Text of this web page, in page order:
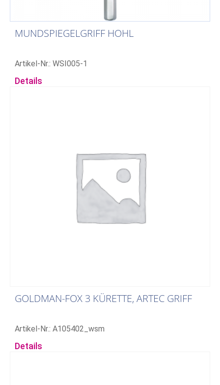
MUNDSPIEGELGRIFF HOHL
Artikel-Nr.: WSI005-1
Details
GOLDMAN-FOX 3 KÜRETTE, ARTEC GRIFF
Artikel-Nr.: A105402_wsm
Details